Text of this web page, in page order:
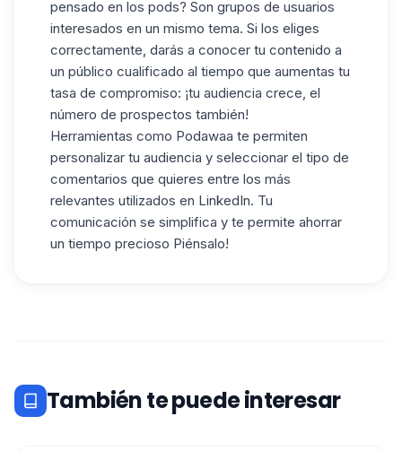
pensado en los pods? Son grupos de usuarios
interesados en un mismo tema. Si los eliges
correctamente, darás a conocer tu contenido a
un público cualificado al tiempo que aumentas tu
tasa de compromiso: ¡tu audiencia crece, el
número de prospectos también!
Herramientas como Podawaa te permiten
personalizar tu audiencia y seleccionar el tipo de
comentarios que quieres entre los más
relevantes utilizados en LinkedIn. Tu
comunicación se simplifica y te permite ahorrar
un tiempo precioso Piénsalo!
También te puede interesar